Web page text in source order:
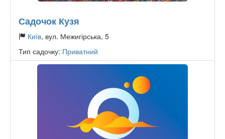
Садочок Кузя
Київ, вул. Межигірська, 5
Тип садочку: Приватний